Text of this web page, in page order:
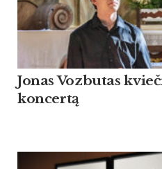
Jonas Vozbutas
koncertą